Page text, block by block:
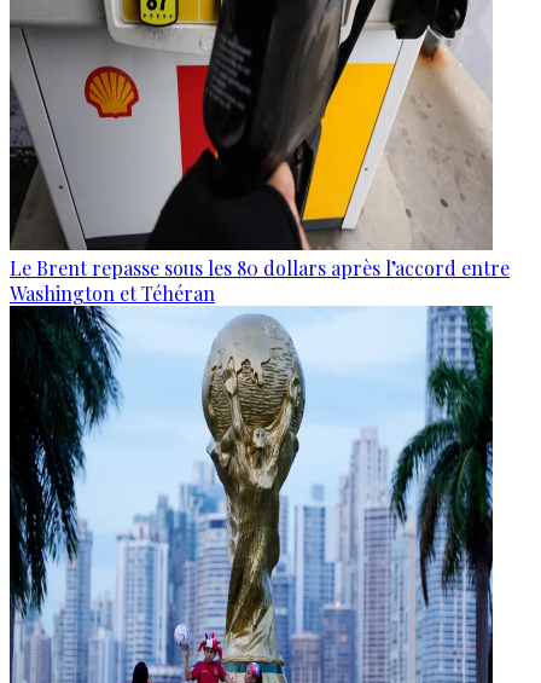
Le Brent repasse sous les 80 dollars après l’accord entre
Washington et Téhéran